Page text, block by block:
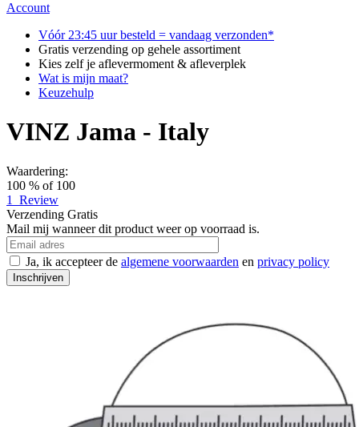
Account
Vóór 23:45 uur besteld = vandaag verzonden*
Gratis verzending op gehele assortiment
Kies zelf je aflevermoment & afleverplek
Wat is mijn maat?
Keuzehulp
VINZ Jama - Italy
Waardering:
100 % of 100
1
Review
Verzending Gratis
Mail mij wanneer dit product weer op voorraad is.
Ja, ik accepteer de algemene voorwaarden en privacy policy
Inschrijven